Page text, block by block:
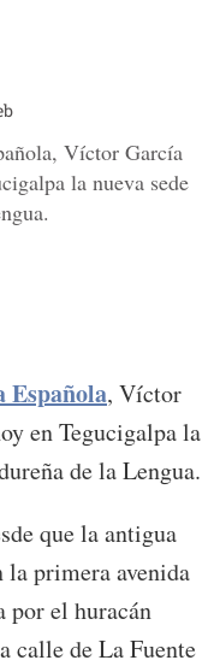
Víctor García
la nueva sede
Española, Víctor
en Tegucigalpa la
de la Lengua.
que la antigua
la primera avenida
por el huracán
calle de La Fuente